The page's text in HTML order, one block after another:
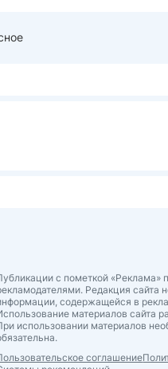
с пометкой «Реклама»
Редакция сайта
содержащейся в
материалов сайта
использовании материалов
соглашение